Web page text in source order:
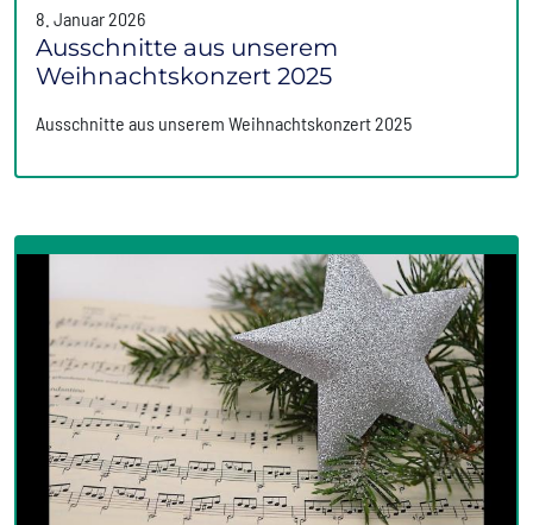
8. Januar 2026
Ausschnitte aus unserem
Weihnachtskonzert 2025
Ausschnitte aus unserem Weihnachtskonzert 2025